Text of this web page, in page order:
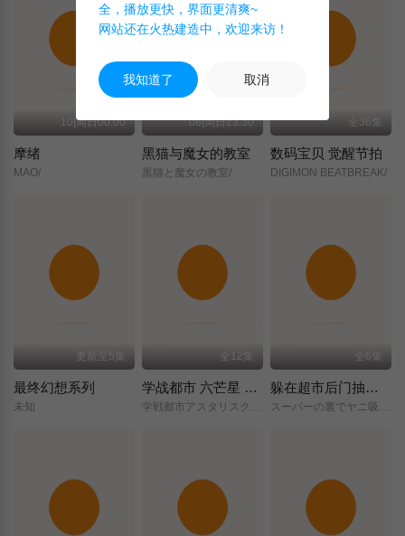
10|周日00:00
摩绪
MAO/
08|周日23:30
黑猫与魔女的教室
黒猫と魔女の教室/
全36集
数码宝贝 觉醒节拍
DIGIMON BEATBREAK/
更新至5集
最终幻想系列
未知
全12集
学战都市 六芒星 第二季
学戦都市アスタリスク/2nd/SEASON/
全6集
躲在超市后门抽烟的两人
スーパーの裏でヤニ吸うふたり/
全，播放更快，界面更清爽~
网站还在火热建造中，欢迎来访！
我知道了 取消